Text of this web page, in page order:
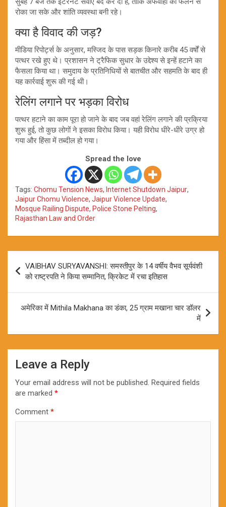
रोका जा सके और शांति व्यवस्था बनी रहे।
क्या है विवाद की जड़?
मीडिया रिपोर्ट्स के अनुसार, मस्जिद के पास सड़क किनारे करीब 45 वर्षों से
पत्थर रखे हुए थे। प्रशासन ने ट्रैफिक सुधार के उद्देश्य से इन्हें हटाने का
फैसला किया था। समुदाय के प्रतिनिधियों से बातचीत और सहमति के बाद ही
यह कार्रवाई शुरू की गई थी।
रेलिंग लगाने पर भड़का विरोध
पत्थर हटाने का काम पूरा हो जाने के बाद जब वहां रेलिंग लगाने की प्रक्रिया
शुरू हुई, तो कुछ लोगों ने इसका विरोध किया। यही विरोध धीरे-धीरे उग्र हो
गया और हिंसा में तब्दील हो गया।
Spread the love
Tags: Chomu Tension News, Internet Shutdown Jaipur,
Jaipur Chomu Violence, Jaipur Violence Update,
Mosque Railing Dispute, Police Stone Pelting,
Rajasthan Law and Order
navigation
VAIBHAV SURYAVANSHI: समस्तीपुर के 14 वर्षीय वैभव सूर्यवंशी
को राष्ट्रपति ने किया सम्मानित, क्रिकेट में रचा इतिहास
अमेरिका में Mithila Makhana का डंका, 25 ग्राम मखाना चार डॉलर
में
Leave a Reply
Your email address will not be published. Required fields
are marked *
Comment *